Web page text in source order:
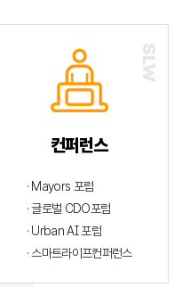
컨퍼런스
· Mayors 포럼
· 글로벌 CDO포럼
· Urban AI 포럼
· 스마트라이프컨퍼런스